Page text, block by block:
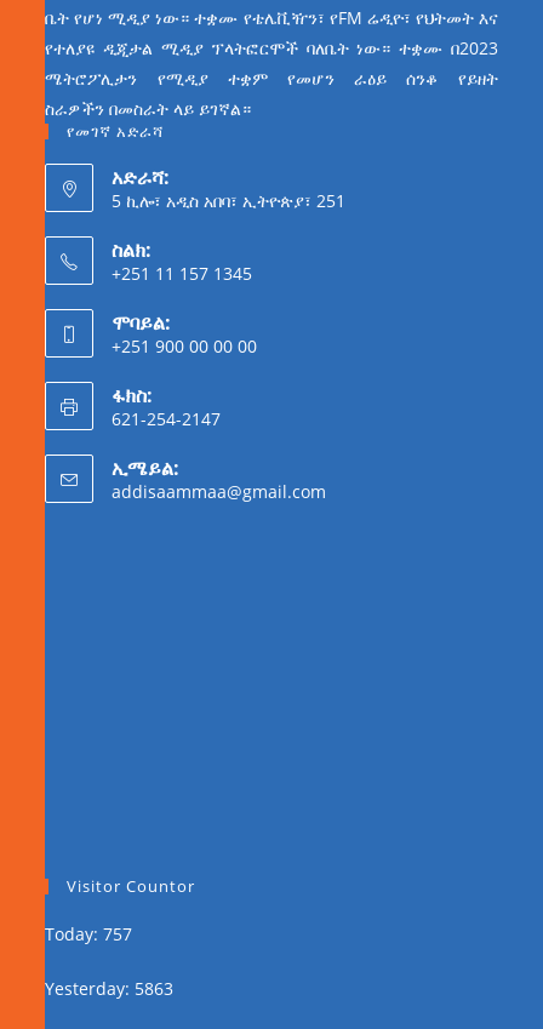
ቤት የሆነ ሚዲያ ነው። ተቋሙ የቴሌቪዥን፣ የFM ሬዲዮ፣ የህትመት እና
የተለያዩ ዲጂታል ሚዲያ ፕላትፎርሞች ባለቤት ነው። ተቋሙ በ2023
ሜትሮፖሊታን የሚዲያ ተቋም የመሆን ራዕይ ሰንቆ የይዘት
ስራዎችን በመስራት ላይ ይገኛል።
የመገኛ አድራሻ
አድራሻ:
5 ኪሎ፣ አዲስ አበባ፣ ኢትዮጵያ፣ 251
ስልክ:
+251 11 157 1345
ሞባይል:
+251 900 00 00 00
ፋክስ:
621-254-2147
ኢሜይል:
addisaammaa@gmail.com
Visitor Countor
Today: 757
Yesterday: 5863